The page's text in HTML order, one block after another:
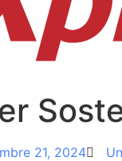
21, 2024